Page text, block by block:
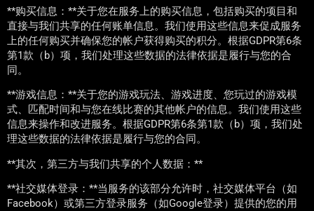
**购买信息：**关于您在服务上的购买信息，包括购买的项目和
直接与我们共享的任何账单信息。我们使用这些信息来促成服务
上的任何购买并确保您的帐户获得购买的积分。根据GDPR第6条
第1款（b）项，我们处理这些数据的法律依据是履行与您的合
同。
**游戏信息：**关于您的游戏玩法、游戏进度、您玩过的游戏模
式、匹配时间和与您在线比赛的其他帐户的信息。我们使用这些
信息来操作和改进服务。根据GDPR第6条第1款（b）项，我们处
理这些数据的法律依据是履行与您的合同。
**其次，第三方与我们共享的个人数据：**
**社交媒体登录：**当服务的该部分允许时，社交媒体平台（如
Facebook）或第三方登录服务（如Google登录）提供的您的用